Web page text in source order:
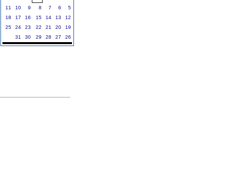
5
6
7
8
9
10
11
12
13
14
15
16
17
18
19
20
21
22
23
24
25
26
27
28
29
30
31